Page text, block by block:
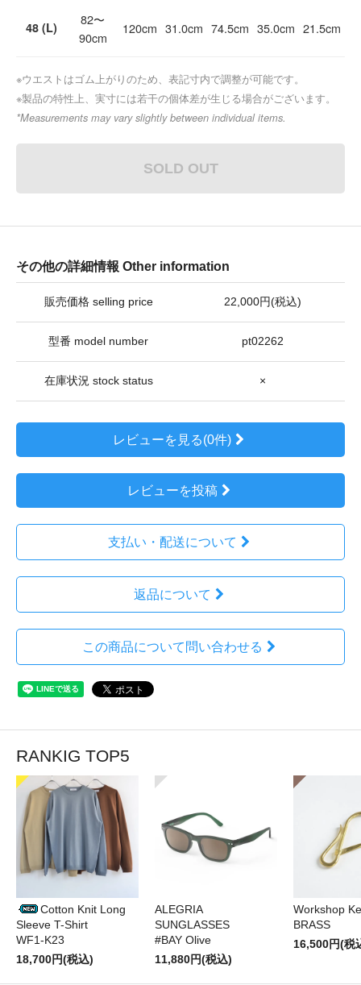
48 (L)
82〜
90cm
120cm 31.0cm 74.5cm 35.0cm 21.5cm
※ウエストはゴム上がりのため、表記寸内で調整が可能です。
※製品の特性上、実寸には若干の個体差が生じる場合がございます。
*Measurements may vary slightly between individual items.
SOLD OUT
その他の詳細情報 Other information
販売価格 selling price 22,000円(税込)
型番 model number pt02262
在庫状況 stock status ×
レビューを見る(0件)
レビューを投稿
支払い・配送について
返品について
この商品について問い合わせる
RANKIG TOP5
Cotton Knit Long
Sleeve T-Shirt
WF1-K23
18,700円(税込)
ALEGRIA
SUNGLASSES
#BAY Olive
11,880円(税込)
Workshop
BRASS
16,500円(税